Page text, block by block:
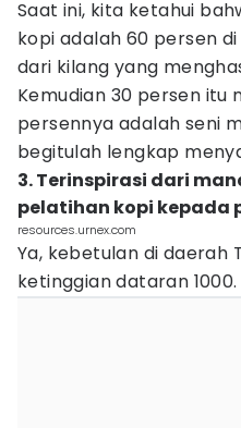
Saat ini, kita ketahui
kopi adalah 60 persen
dari kilang yang
Kemudian 30 persen itu
persennya adalah seni
begitulah lengkap
3. Terinspirasi dari
pelatihan kopi kepada
resources.urnex.com
Ya, kebetulan di daerah
ketinggian dataran 1000.